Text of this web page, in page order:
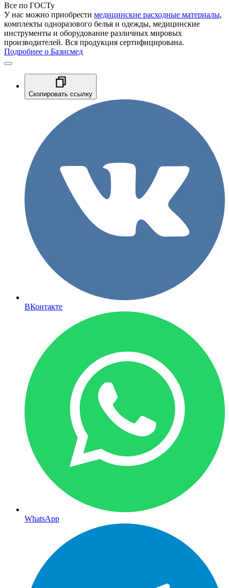
Все по ГОСТу
У нас можно приобрести медицинские расходные материалы,
комплекты одноразового белья и одежды, медицинские
инструменты и оборудование различных мировых
производителей. Вся продукция сертифицирована.
Подробнее о Базисмед
Скопировать ссылку
ВКонтакте
WhatsApp